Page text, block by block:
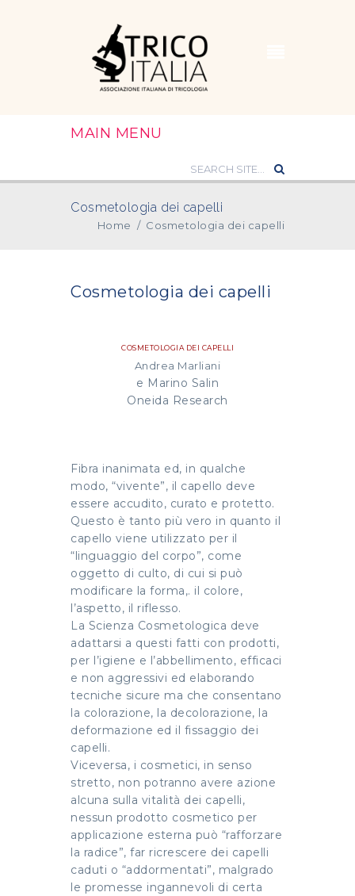
MAIN MENU
Cosmetologia dei capelli
Home / Cosmetologia dei capelli
Cosmetologia dei capelli
COSMETOLOGIA DEI CAPELLI
Andrea Marliani
e Marino Salin
Oneida Research
Fibra inanimata ed, in qualche
modo, “vivente”, il capello deve
essere accudito, curato e protetto.
Questo è tanto più vero in quanto il
capello viene utilizzato per il
“linguaggio del corpo”, come
oggetto di culto, di cui si può
modificare la forma,. il colore,
l’aspetto, il riflesso.
La Scienza Cosmetologica deve
adattarsi a questi fatti con prodotti,
per l’igiene e l’abbellimento, efficaci
e non aggressivi ed elaborando
tecniche sicure ma che consentano
la colorazione, la decolorazione, la
deformazione ed il fissaggio dei
capelli.
Viceversa, i cosmetici, in senso
stretto, non potranno avere azione
alcuna sulla vitalità dei capelli,
nessun prodotto cosmetico per
applicazione esterna può “rafforzare
la radice”, far ricrescere dei capelli
caduti o “addormentati”, malgrado
le promesse ingannevoli di certa